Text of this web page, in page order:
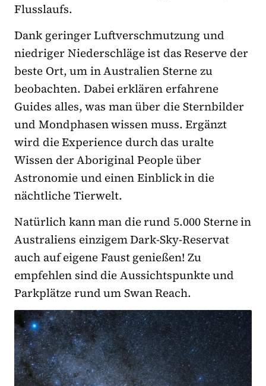
Flusslaufs.
Dank geringer Luftverschmutzung und
niedriger Niederschläge ist das Reserve der
beste Ort, um in Australien Sterne zu
beobachten. Dabei erklären erfahrene
Guides alles, was man über die Sternbilder
und Mondphasen wissen muss. Ergänzt
wird die Experience durch das uralte
Wissen der Aboriginal People über
Astronomie und einen Einblick in die
nächtliche Tierwelt.
Natürlich kann man die rund 5.000 Sterne in
Australiens einzigem Dark-Sky-Reservat
auch auf eigene Faust genießen! Zu
empfehlen sind die Aussichtspunkte und
Parkplätze rund um Swan Reach.